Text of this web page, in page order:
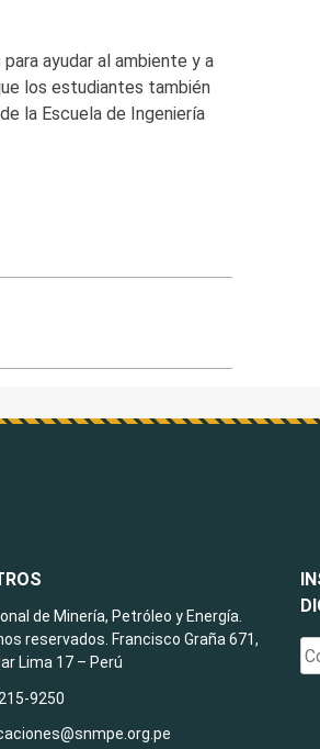
ayudar al ambiente y a
los estudiantes también
la Escuela de Ingeniería
de Minería, Petróleo y Energía.
reservados. Francisco Graña 671,
Lima 17 – Perú
9250